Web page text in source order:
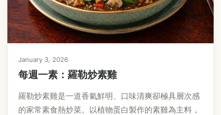
January 3, 2026
每週一素：羅勒炒素雞
羅勒炒素雞是一道香氣鮮明、口味清爽卻極具層次感
的家常素食熱炒菜。以植物蛋白製作的素雞為主料，